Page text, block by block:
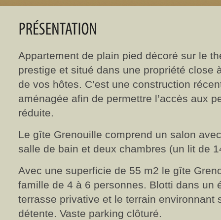
Appartement de plain pied décoré sur le
prestige et situé dans une propriété close
de vos hôtes. C’est une construction
aménagée afin de permettre l’accès aux
réduite.
Le gîte Grenouille comprend un salon
salle de bain et deux chambres (un lit de
Avec une superficie de 55 m2 le gîte
famille de 4 à 6 personnes. Blotti dans un
terrasse privative et le terrain environnant
détente. Vaste parking clôturé.